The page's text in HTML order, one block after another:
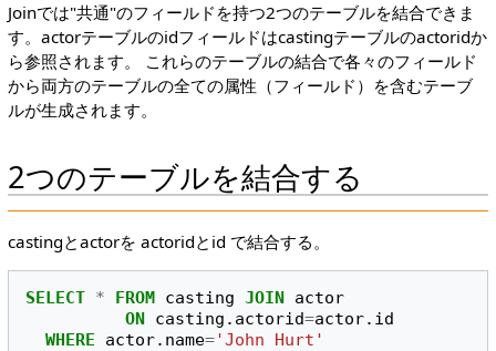
Joinでは"共通"のフィールドを持つ2つのテーブルを結合できま
す。actorテーブルのidフィールドはcastingテーブルのactoridか
ら参照されます。 これらのテーブルの結合で各々のフィールド
から両方のテーブルの全ての属性（フィールド）を含むテーブ
ルが生成されます。
2つのテーブルを結合する
castingとactorを actoridとid で結合する。
SELECT * FROM casting JOIN actor
ON casting . actorid=actor. id
WHERE
actor. name='John Hurt'